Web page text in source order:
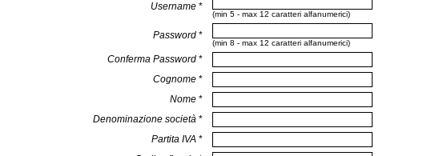
Username *
(min 5 - max 12 caratteri alfanumerici)
Password *
(min 8 - max 12 caratteri alfanumerici)
Conferma Password *
Cognome *
Nome *
Denominazione società *
Partita IVA *